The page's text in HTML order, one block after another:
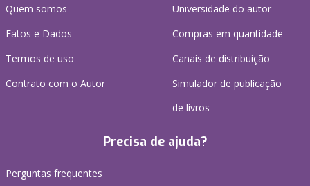
Quem somos
Fatos e Dados
Termos de uso
Contrato com o Autor
Universidade do autor
Compras em quantidade
Canais de distribuição
Simulador de publicação
de livros
Precisa de ajuda?
Perguntas frequentes